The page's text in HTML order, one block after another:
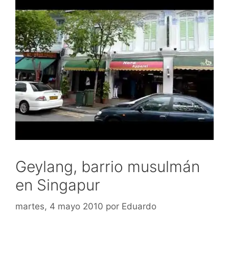
Geylang, barrio musulmán
en Singapur
martes, 4 mayo 2010 por Eduardo